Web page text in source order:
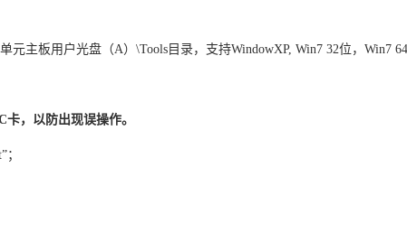
元主板用户光盘（A）\Tools目录，支持WindowXP, Win7 32位，Win7
，以防出现误操作。